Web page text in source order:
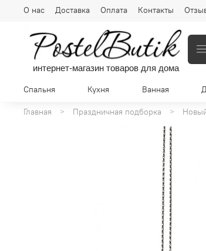
О нас Доставка Оплата Контакты
интернет-магазин товаров для дома
Спальня Кухня Ванная
Главная Праздничная подборка